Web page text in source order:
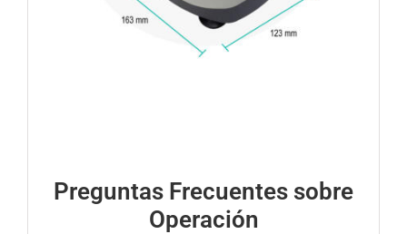
Preguntas Frecuentes sobre
Operación